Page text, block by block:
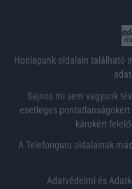
Honlapunk oldalain található
Sajnos mi sem vagyunk
esetleges
károkért
A Telefonguru oldalainak
Adatvédelmi és